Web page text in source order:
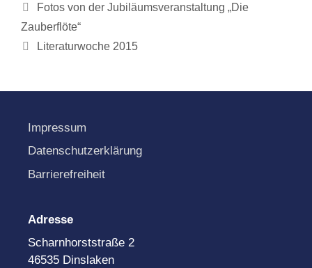
Fotos von der Jubiläumsveranstaltung „Die
Zauberflöte“
Literaturwoche 2015
Impressum
Datenschutzerklärung
Barrierefreiheit
Adresse
Scharnhorststraße 2
46535 Dinslaken